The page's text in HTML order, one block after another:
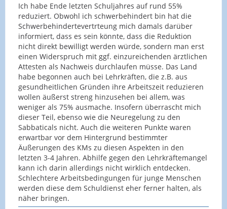
Ich habe Ende letzten Schuljahres auf rund 55%
reduziert. Obwohl ich schwerbehindert bin hat die
Schwerbehindertevertrteung mich damals darüber
informiert, dass es sein könnte, dass die Reduktion
nicht direkt bewilligt werden würde, sondern man erst
einen Widerspruch mit ggf. einzureichenden ärztlichen
Attesten als Nachweis durchlaufen müsse. Das Land
habe begonnen auch bei Lehrkräften, die z.B. aus
gesundheitlichen Gründen ihre Arbeitszeit reduzieren
wollen äußerst streng hinzusehen bei allem, was
weniger als 75% ausmache. Insofern überrascht mich
dieser Teil, ebenso wie die Neuregelung zu den
Sabbaticals nicht. Auch die weiteren Punkte waren
erwartbar vor dem Hintergrund bestimmter
Äußerungen des KMs zu diesen Aspekten in den
letzten 3-4 Jahren. Abhilfe gegen den Lehrkräftemangel
kann ich darin allerdings nicht wirklich entdecken.
Schlechtere Arbeitsbedingungen für junge Menschen
werden diese dem Schuldienst eher ferner halten, als
näher bringen.